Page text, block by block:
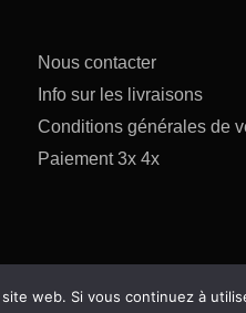
Nous contacter
Info sur les livraisons
Conditions générales de
Paiement 3x 4x
web. Si vous continuez à